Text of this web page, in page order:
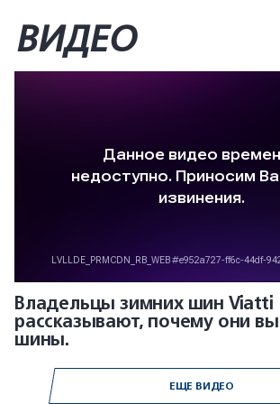
ВИДЕО
Владельцы зимних шин Viatti
рассказывают, почему они
шины.
ЕЩЕ ВИДЕО